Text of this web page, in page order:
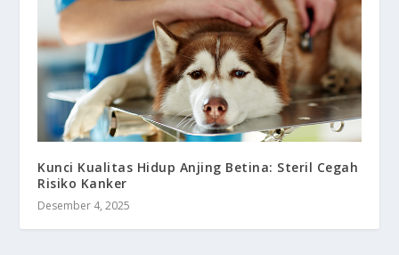
Kunci Kualitas Hidup Anjing Betina: Steril Cegah
Risiko Kanker
Desember 4, 2025